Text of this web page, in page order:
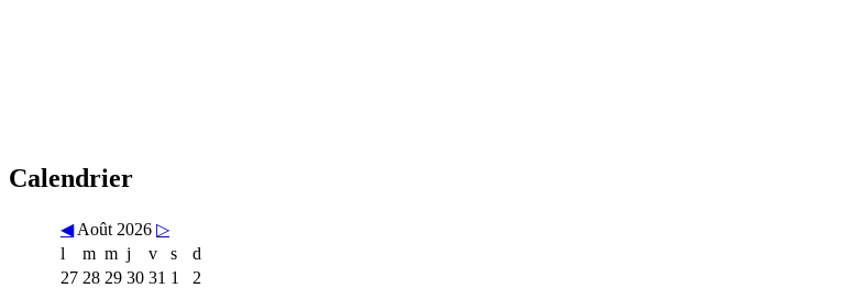
Calendrier
◀ Août 2026 ▷
l
m m j v s
d
27 28 29 30 31 1
2